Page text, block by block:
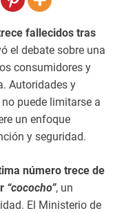
fallecidos tras
el debate sobre una
consumidores y
Autoridades y
puede limitarse a
un enfoque
y seguridad.
número trece de
“cococho”, un
El Ministerio de